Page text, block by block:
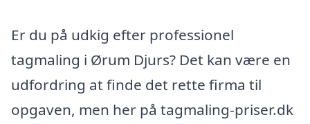
Er du på udkig efter professionel
tagmaling i Ørum Djurs? Det kan være en
udfordring at finde det rette firma til
opgaven, men her på tagmaling-priser.dk